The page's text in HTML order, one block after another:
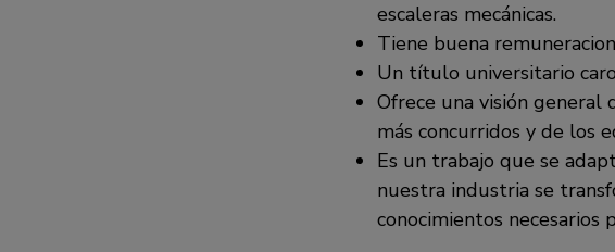
escaleras mecánicas.
Tiene buena
Un título universitario
Ofrece una visión
más concurridos y de los
Es un trabajo que se
nuestra industria se
conocimientos necesarios